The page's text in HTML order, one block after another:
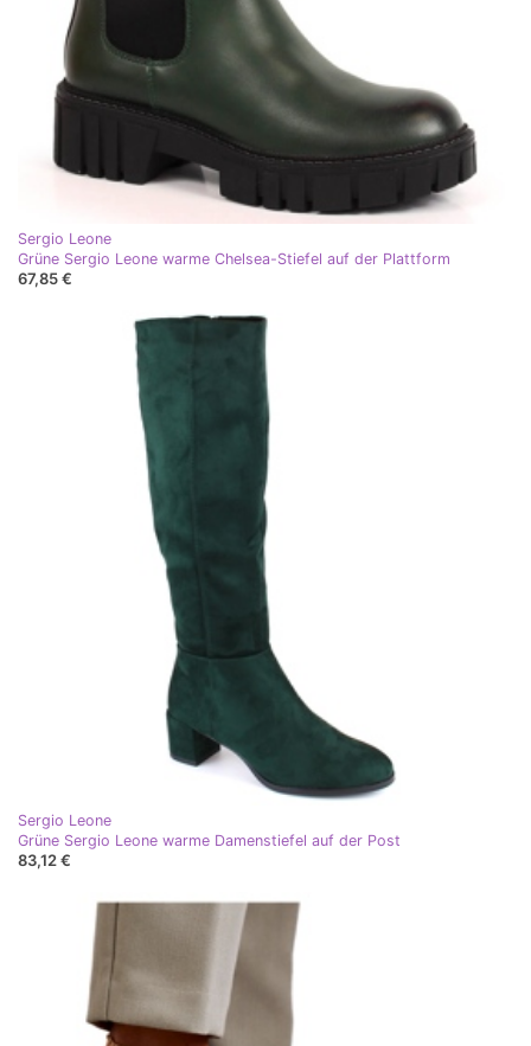
Sergio Leone
Grüne Sergio Leone warme Chelsea-Stiefel auf der Plattform
67,85 €
Sergio Leone
Grüne Sergio Leone warme Damenstiefel auf der Post
83,12 €